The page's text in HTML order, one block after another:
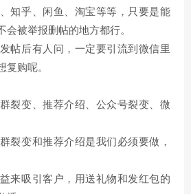
知乎、闲鱼、淘宝等等，只要是能
会被举报删帖的地方都行。
帖后有人问，一定要引流到微信里
复购呢。
裂变、推荐介绍、公众号裂变、微
裂变和推荐介绍是我们必须要做，
来吸引客户，用送礼物和发红包的